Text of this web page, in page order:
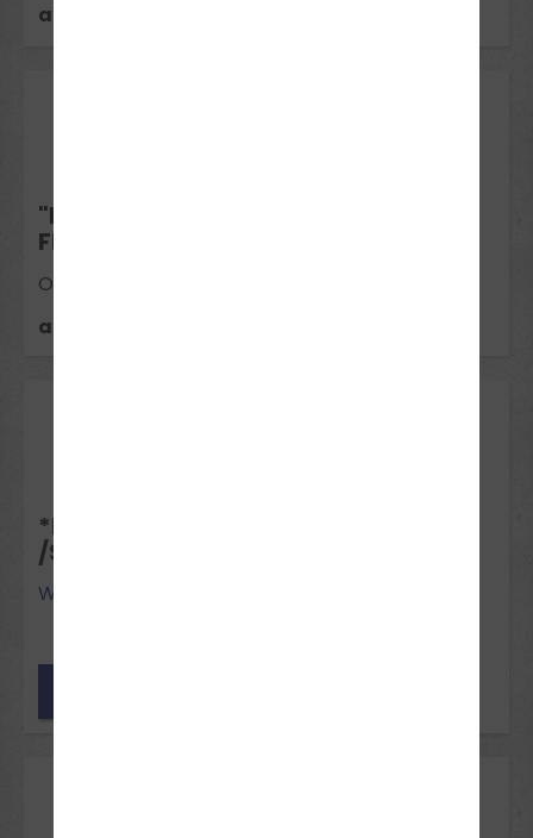
ausgebucht
"DER ERNTEMONAT AUGUST" -
FERIENINTENSIVKURS OELDE
Oelde
ausgebucht
*NEU* INTENSIVKURS ENDE
/SOMMERFERIEN
Wadersloh